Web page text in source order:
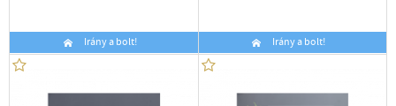
Irány a bolt! Irány a bolt!